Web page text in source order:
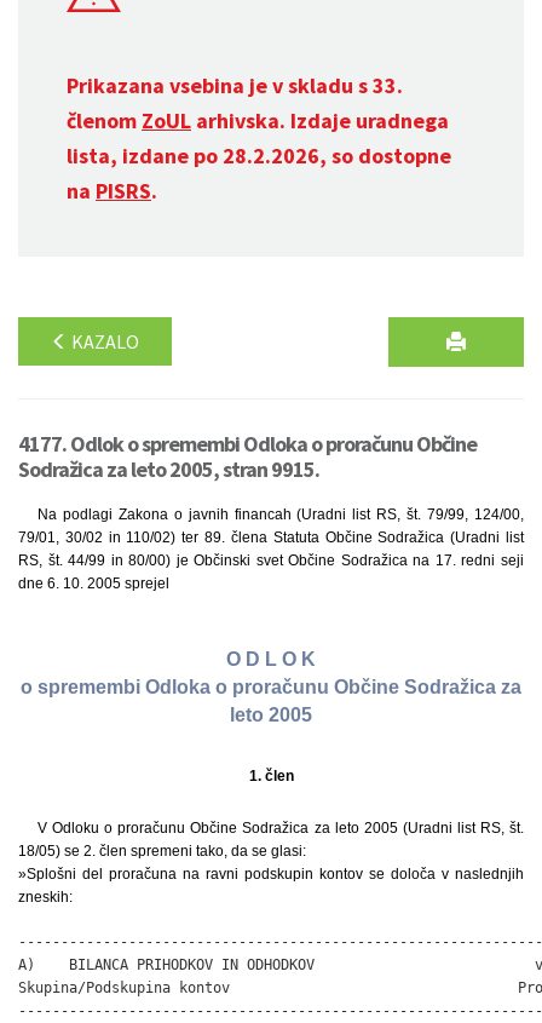
Prikazana vsebina je v skladu s 33.
členom ZoUL arhivska. Izdaje uradnega
lista, izdane po 28.2.2026, so dostopne
na PISRS.
KAZALO
4177. Odlok o spremembi Odloka o proračunu Občine
Sodražica za leto 2005, stran 9915.
Na podlagi Zakona o javnih financah (Uradni list RS, št. 79/99, 124/00,
79/01, 30/02 in 110/02) ter 89. člena Statuta Občine Sodražica (Uradni list
RS, št. 44/99 in 80/00) je Občinski svet Občine Sodražica na 17. redni seji
dne 6. 10. 2005 sprejel
O D L O K
o spremembi Odloka o proračunu Občine Sodražica za
leto 2005
1. člen
V Odloku o proračunu Občine Sodražica za leto 2005 (Uradni list RS, št.
18/05) se 2. člen spremeni tako, da se glasi:
»Splošni del proračuna na ravni podskupin kontov se določa v naslednjih
zneskih:
A)    BILANCA PRIHODKOV IN ODHODKOV
Skupina/Podskupina kontov